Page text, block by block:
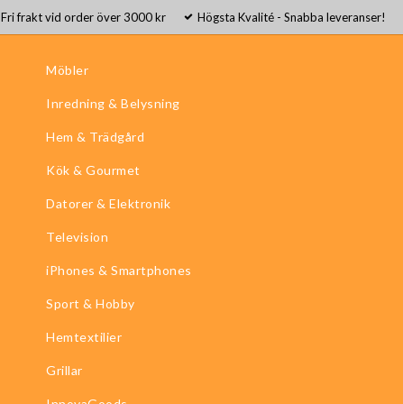
Fri frakt vid order över 3000 kr Högsta Kvalité - Snabba leveranser!
Möbler
Inredning & Belysning
Hem & Trädgård
Kök & Gourmet
Datorer & Elektronik
Television
iPhones & Smartphones
Sport & Hobby
Hemtextilier
Grillar